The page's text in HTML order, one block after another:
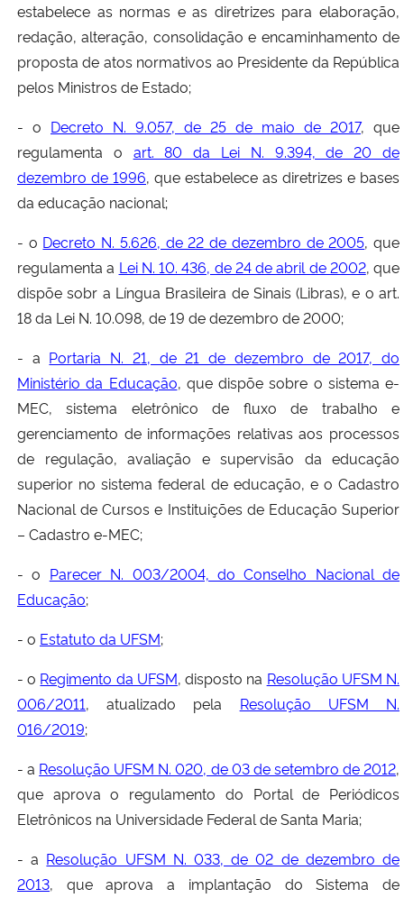
estabelece as normas e as diretrizes para elaboração,
redação, alteração, consolidação e encaminhamento de
proposta de atos normativos ao Presidente da República
pelos Ministros de Estado;
- o Decreto N. 9.057, de 25 de maio de 2017, que
regulamenta o art. 80 da Lei N. 9.394, de 20 de
dezembro de 1996, que estabelece as diretrizes e bases
da educação nacional;
- o Decreto N. 5.626, de 22 de dezembro de 2005, que
regulamenta a Lei N. 10. 436, de 24 de abril de 2002, que
dispõe sobr a Língua Brasileira de Sinais (Libras), e o art.
18 da Lei N. 10.098, de 19 de dezembro de 2000;
- a Portaria N. 21, de 21 de dezembro de 2017, do
Ministério da Educação, que dispõe sobre o sistema e-
MEC, sistema eletrônico de fluxo de trabalho e
gerenciamento de informações relativas aos processos
de regulação, avaliação e supervisão da educação
superior no sistema federal de educação, e o Cadastro
Nacional de Cursos e Instituições de Educação Superior
– Cadastro e-MEC;
- o Parecer N. 003/2004, do Conselho Nacional de
Educação;
- o Estatuto da UFSM;
- o Regimento da UFSM, disposto na Resolução UFSM N.
006/2011, atualizado pela Resolução UFSM N.
016/2019;
- a Resolução UFSM N. 020, de 03 de setembro de 2012,
que aprova o regulamento do Portal de Periódicos
Eletrônicos na Universidade Federal de Santa Maria;
- a Resolução UFSM N. 033, de 02 de dezembro de
2013, que aprova a implantação do Sistema de